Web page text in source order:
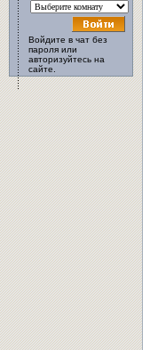
Войдите в чат без
пароля или
авторизуйтесь на
сайте.